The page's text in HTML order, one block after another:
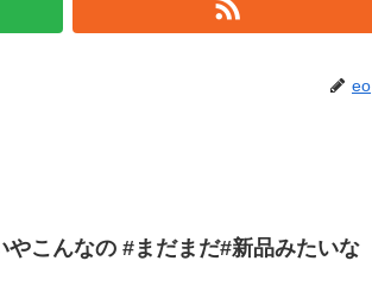
eo
こんなの #まだまだ#新品みたいな